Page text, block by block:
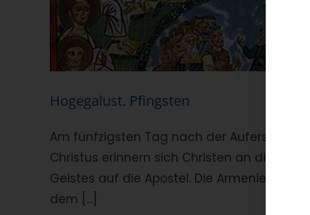
Hogegalust. Pfingsten
Am fünfzigsten Tag nach der Auferstehung
Christus erinnern sich Christen an die
Geistes auf die Apostel. Die Armenier
dem [...]